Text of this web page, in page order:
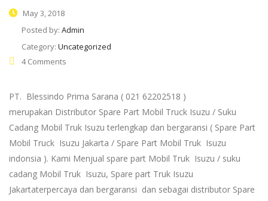
May 3, 2018
Posted by: Admin
Category: Uncategorized
4 Comments
PT. Blessindo Prima Sarana ( 021 62202518 )
merupakan Distributor Spare Part Mobil Truck Isuzu / Suku
Cadang Mobil Truk Isuzu terlengkap dan bergaransi ( Spare Part
Mobil Truck Isuzu Jakarta / Spare Part Mobil Truk Isuzu
indonsia ). Kami Menjual spare part Mobil Truk Isuzu / suku
cadang Mobil Truk Isuzu, Spare part Truk Isuzu
Jakartaterpercaya dan bergaransi dan sebagai distributor Spare